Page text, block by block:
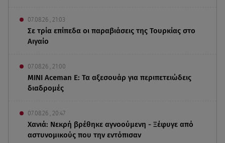
07.08.26 , 21:03
Σε τρία επίπεδα οι παραβιάσεις της Τουρκίας στο
Αιγαίο
07.08.26 , 21:00
MINI Aceman E: Τα αξεσουάρ για περιπετειώδεις
διαδρομές
07.08.26 , 20:47
Χανιά: Νεκρή βρέθηκε αγνοούμενη - Ξέφυγε από
αστυνομικούς που την εντόπισαν